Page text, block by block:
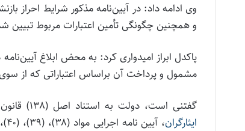
وی ادامه داد: در آیین‌نامه مذکور شرایط احراز
و همچنین چگونگی تأمین اعتبارات مربوط
پاکدل ابراز امیدواری کرد: به محض ابلاغ
مشمول و پرداخت آن براساس اعتباراتی که از
گفتنی است، دولت به استناد اصل (۱۳۸) قانون اساسی و تکلیف قانونی مندرج در ماده (۶۱)
ایثارگران